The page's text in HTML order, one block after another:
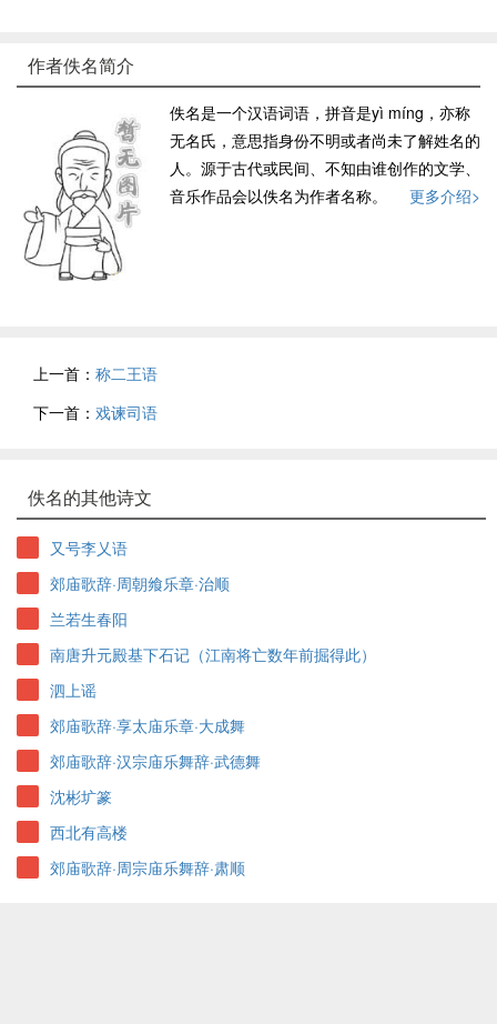
作者佚名简介
佚名是一个汉语词语，拼音是yì míng，亦称
无名氏，意思指身份不明或者尚未了解姓名的
人。源于古代或民间、不知由谁创作的文学、
音乐作品会以佚名为作者名称。
更多介绍>
上一首： 称二王语
下一首： 戏谏司语
佚名的其他诗文
又号李乂语
郊庙歌辞·周朝飨乐章·治顺
兰若生春阳
南唐升元殿基下石记（江南将亡数年前掘得此）
泗上谣
郊庙歌辞·享太庙乐章·大成舞
郊庙歌辞·汉宗庙乐舞辞·武德舞
沈彬圹篆
西北有高楼
郊庙歌辞·周宗庙乐舞辞·肃顺